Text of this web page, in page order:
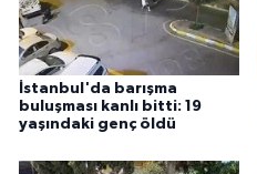
İstanbul'da barışma
buluşması kanlı bitti: 19
yaşındaki genç öldü